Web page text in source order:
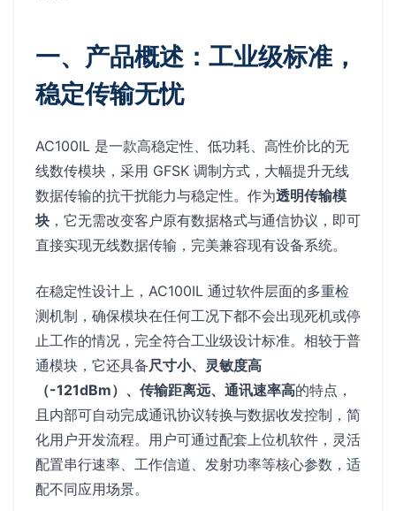
一、产品概述：工业级标准，
稳定传输无忧
AC100IL 是一款高稳定性、低功耗、高性价比的无
线数传模块，采用 GFSK 调制方式，大幅提升无线
数据传输的抗干扰能力与稳定性。作为透明传输模
块 ，它无需改变客户原有数据格式与通信协议，即可
直接实现无线数据传输，完美兼容现有设备系统。
在稳定性设计上，AC100IL 通过软件层面的多重检
测机制，确保模块在任何工况下都不会出现死机或停
止工作的情况，完全符合工业级设计标准。相较于普
通模块，它还具备尺寸小、灵敏度高
（-121dBm）、传输距离远、通讯速率高的特点，
且内部可自动完成通讯协议转换与数据收发控制，简
化用户开发流程。用户可通过配套上位机软件，灵活
配置串行速率、工作信道、发射功率等核心参数，适
配不同应用场景。